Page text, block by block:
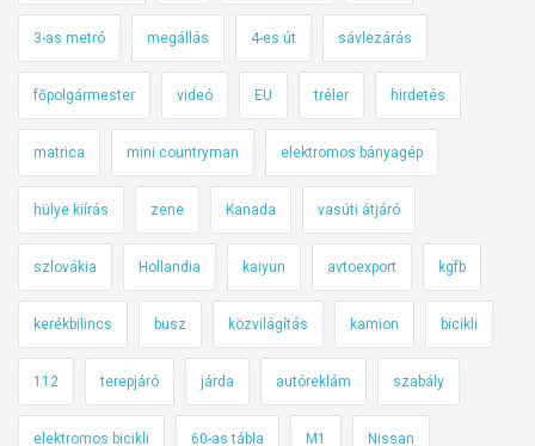
3-as metró megállás 4-es út sávlezárás
főpolgármester videó EU tréler hirdetés
matrica mini countryman elektromos bányagép
hülye kiírás zene Kanada vasúti átjáró
szlovákia Hollandia kaiyun avtoexport kgfb
kerékbilincs busz közvilágítás kamion bicikli
112 terepjáró járda autóreklám szabály
elektromos bicikli 60-as tábla M1 Nissan